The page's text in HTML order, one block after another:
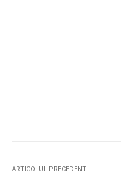
ARTICOLUL PRECEDENT